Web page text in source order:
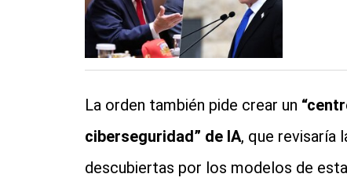
La orden también pide crear un
ciberseguridad” de IA, que revisaría
descubiertas por los modelos de